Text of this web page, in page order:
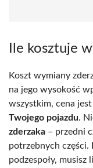
Ile kosztuje
Koszt wymiany
na jego wysokość
wszystkim, cena
Twojego pojazdu.
zderzaka – przedni
potrzebnych części.
podzespoły,